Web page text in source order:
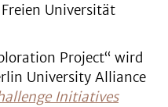
Universität
Project“ wird
University Alliance
Initiatives